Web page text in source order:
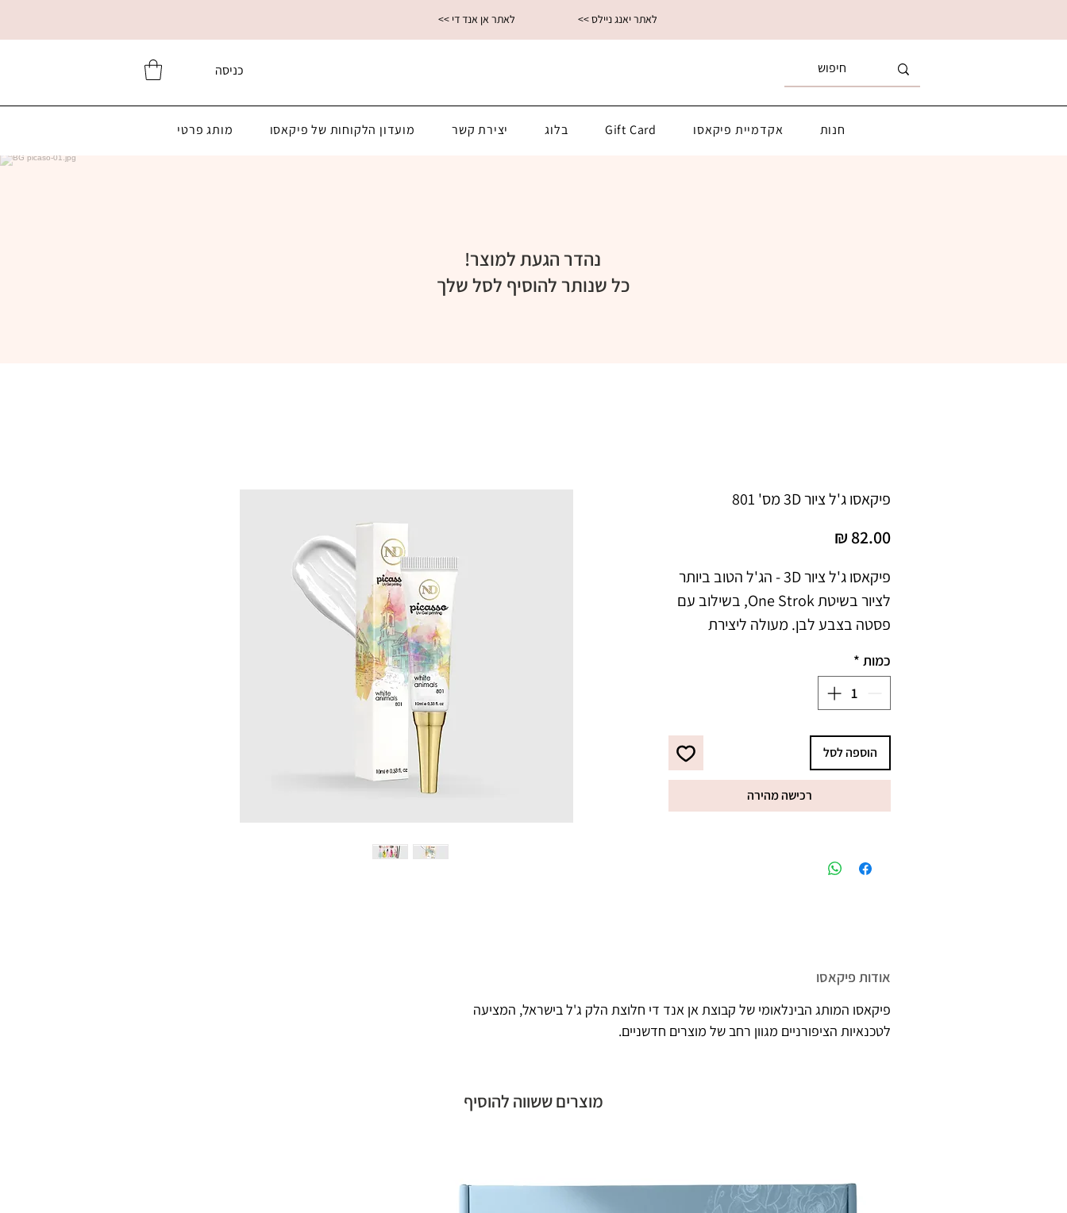
<< לאתר אן אנד די << לאתר יאנג ניילס
כניסה
חנות אקדמיית פיקאסו Gift Card בלוג יצירת קשר מועדון הלקוחות של פיקאסו מותג פרטי
נהדר הגעת למוצר!
כל שנותר להוסיף לסל שלך
פיקאסו ג'ל ציור 3D מס' 801
כמות *
הוספה לסל
רכישה מהירה
אודות פיקאסו
פיקאסו המותג הבינלאומי של קבוצת אן אנד די חלוצת הלק ג'ל בישראל, המציעה
לטכנאיות הציפורניים מגוון רחב של מוצרים חדשניים.
מוצרים ששווה להוסיף